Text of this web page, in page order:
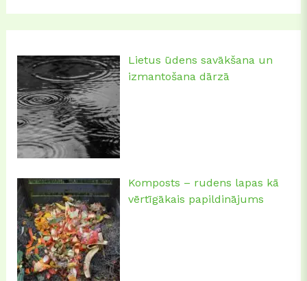
Lietus ūdens savākšana un
izmantošana dārzā
Komposts – rudens lapas kā
vērtīgākais papildinājums